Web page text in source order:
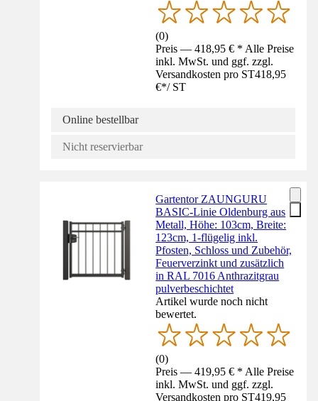
(0)
Preis — 418,95 € * Alle Preise
inkl. MwSt. und ggf. zzgl.
Versandkosten pro ST418,95
€*/ ST
Online bestellbar
Nicht reservierbar
Gartentor ZAUNGURU
BASIC-Linie Oldenburg aus
Metall, Höhe: 103cm, Breite:
123cm, 1-flügelig inkl.
Pfosten, Schloss und Zubehör,
Feuerverzinkt und zusätzlich
in RAL 7016 Anthrazitgrau
pulverbeschichtet
Artikel wurde noch nicht
bewertet.
(0)
Preis — 419,95 € * Alle Preise
inkl. MwSt. und ggf. zzgl.
Versandkosten pro ST419,95